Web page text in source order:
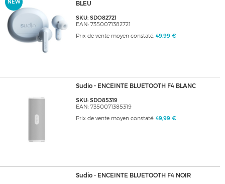
NEW
BLEU
SKU: SDO82721
EAN: 7350071382721
Prix de vente moyen constaté: 49,99 €
Sudio - ENCEINTE BLUETOOTH F4 BLANC
SKU: SDO85319
EAN: 7350071385319
Prix de vente moyen constaté: 49,99 €
Sudio - ENCEINTE BLUETOOTH F4 NOIR